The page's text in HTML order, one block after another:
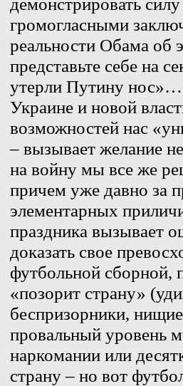
громогласными
реальности Обама об
представьте себе на
утерли Путину
Украине и новой
возможностей нас
– вызывает желание
на войну мы все же
причем уже давно за
элементарных
праздника вызывает
доказать свое
футбольной сборной,
«позорит страну»
беспризорники,
провальный уровень
наркомании или
страну – но вот